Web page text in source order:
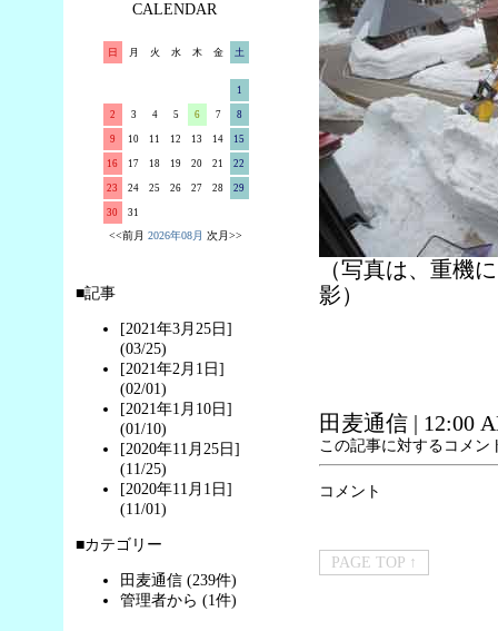
CALENDAR
日 月 火 水 木 金 土
1
2 3 4 5 6 7 8
9 10 11 12 13 14 15
16 17 18 19 20 21 22
23 24 25 26 27 28 29
30 31
<<前月 2026年08月 次月>>
■記事
[2021年3月25日]
(03/25)
[2021年2月1日]
(02/01)
[2021年1月10日]
(01/10)
[2020年11月25日]
(11/25)
[2020年11月1日]
(11/01)
■カテゴリー
田麦通信 (239件)
管理者から (1件)
（写真は、重機
影）
田麦通信| 12:00
この記事に対するコメン
コメント
PAGE TOP ↑